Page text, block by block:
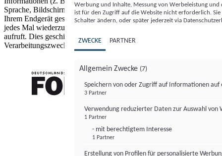
Sprache, Bildschirmgröße, unterstützte Technologien usw.) auf
Ihrem Endgerät gespeichert oder von dort ausgelesen werden, um es
jedes Mal wiederzuerkennen, wenn es eine App oder einer Webseite
aufruft. Dies geschieht für einen oder mehrere der hier aufgeführten
Verarbeitungszwecke.
Werbung und Inhalte, Messung von Werbeleistung
ist für den Zugriff auf die Website nicht erforderlich.
Schalter ändern, oder später jederzeit via
ZWECKE PARTNER
Allgemein Zwecke (7)
Speichern von oder Zugriff auf Informationen auf
3 Partner
Verwendung reduzierter Daten zur Auswahl von
1 Partner
- mit berechtigtem Interesse
1 Partner
Erstellung von Profilen für personalisierte
FONDS professionell